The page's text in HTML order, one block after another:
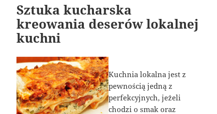
Sztuka kucharska
kreowania deserów lokalnej
kuchni
Kuchnia lokalna jest z
pewnością jedną z
perfekcyjnych, jeżeli
chodzi o smak oraz